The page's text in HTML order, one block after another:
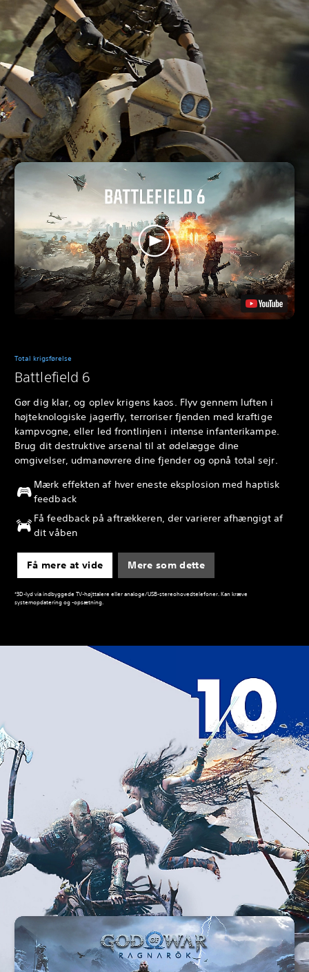
Total krigsførelse
Battlefield 6
Gør dig klar, og oplev krigens kaos. Flyv gennem luften i
højteknologiske jagerfly, terroriser fjenden med kraftige
kampvogne, eller led frontlinjen i intense infanterikampe.
Brug dit destruktive arsenal til at ødelægge dine
omgivelser, udmanøvrere dine fjender og opnå total sejr.
Mærk effekten af hver eneste eksplosion med haptisk
feedback
Få feedback på aftrækkeren, der varierer afhængigt af
dit våben
Få mere at vide Mere som dette
*3D-lyd via indbyggede TV-højttalere eller analoge/USB-stereohovedtelefoner. Kan kræve
systemopdatering og -opsætning.